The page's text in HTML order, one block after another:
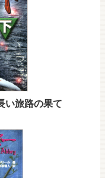
い旅路の果て